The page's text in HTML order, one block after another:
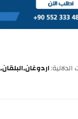
اردوغان البلقان